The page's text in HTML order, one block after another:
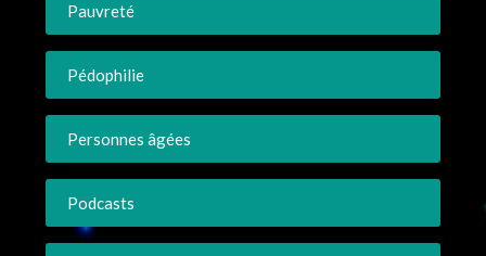
Pauvreté
Pédophilie
Personnes âgées
Podcasts